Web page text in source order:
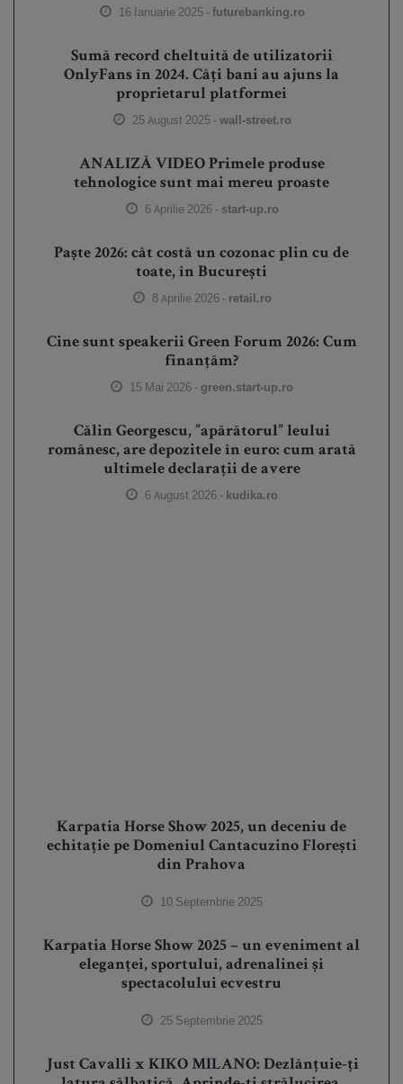
16 Ianuarie 2025 -futurebanking.ro
Sumă record cheltuită de utilizatorii
OnlyFans în 2024. Câți bani au ajuns la
proprietarul platformei
25 August 2025 -wall-street.ro
ANALIZĂ VIDEO Primele produse
tehnologice sunt mai mereu proaste
6 Aprilie 2026 - start-up.ro
Paște 2026: cât costă un cozonac plin cu de
toate, în București
8 Aprilie 2026 - retail.ro
Cine sunt speakerii Green Forum 2026: Cum
finanțăm?
15 Mai 2026 - green.start-up.ro
Călin Georgescu, ”apărătorul” leului
românesc, are depozitele în euro: cum arată
ultimele declarații de avere
6 August 2026 - kudika.ro
Karpatia Horse Show 2025, un deceniu de
echitație pe Domeniul Cantacuzino Florești
din Prahova
10 Septembrie 2025
Karpatia Horse Show 2025 – un eveniment al
eleganței, sportului, adrenalinei și
spectacolului ecvestru
25 Septembrie 2025
Just Cavalli x KIKO MILANO: Dezlănțuie-ți